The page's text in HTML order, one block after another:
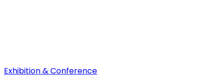
Exhibition & Conference